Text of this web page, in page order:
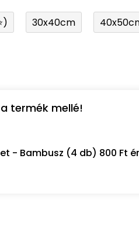
30x40cm
termék mellé!
- Bambusz (4 db) 800 Ft